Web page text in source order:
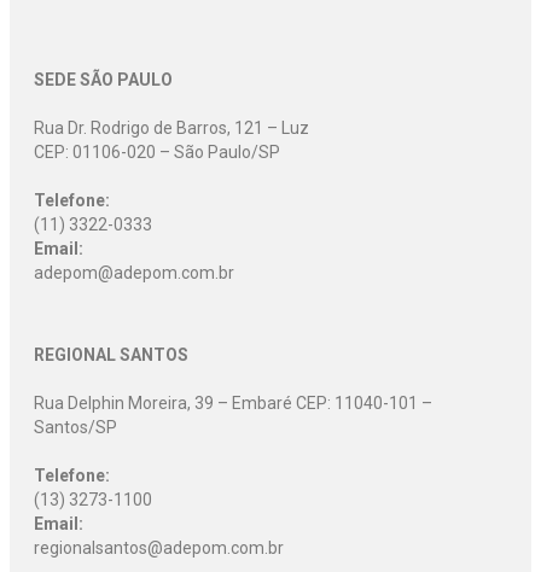
SEDE SÃO PAULO
Rua Dr. Rodrigo de Barros, 121 – Luz
CEP: 01106-020 – São Paulo/SP
Telefone:
(11) 3322-0333
Email:
adepom@adepom.com.br
REGIONAL SANTOS
Rua Delphin Moreira, 39 – Embaré CEP: 11040-101 –
Santos/SP
Telefone:
(13) 3273-1100
Email:
regionalsantos@adepom.com.br